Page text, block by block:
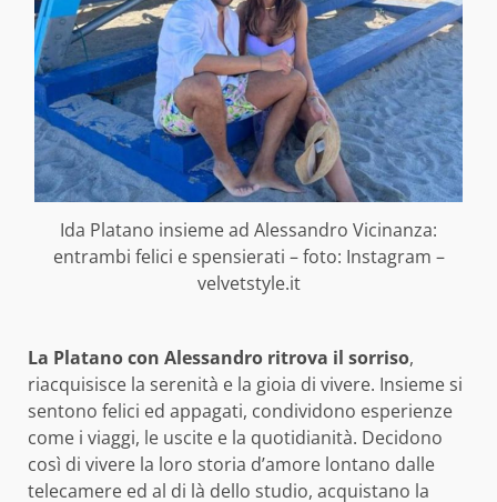
Ida Platano insieme ad Alessandro Vicinanza:
entrambi felici e spensierati – foto: Instagram –
velvetstyle.it
La Platano con Alessandro ritrova il sorriso,
riacquisisce la serenità e la gioia di vivere. Insieme si
sentono felici ed appagati, condividono esperienze
come i viaggi, le uscite e la quotidianità. Decidono
così di vivere la loro storia d’amore lontano dalle
telecamere ed al di là dello studio, acquistano la